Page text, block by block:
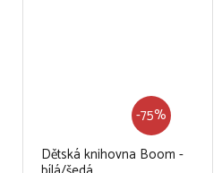
-75%
Dětská knihovna Boom -